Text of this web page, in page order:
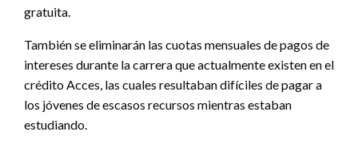
gratuita.
También se eliminarán las cuotas mensuales de pagos de
intereses durante la carrera que actualmente existen en el
crédito Acces, las cuales resultaban difíciles de pagar a
los jóvenes de escasos recursos mientras estaban
estudiando.